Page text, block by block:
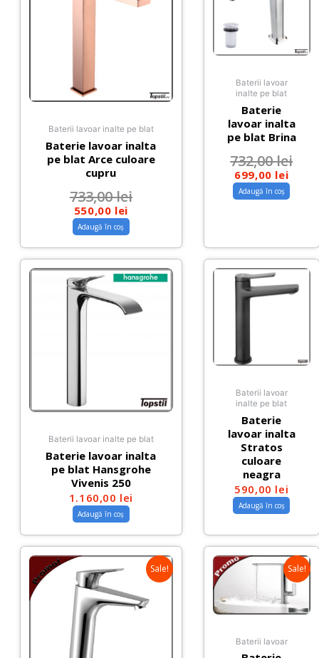
Baterii lavoar inalte pe blat
Baterie lavoar inalta
pe blat Arce culoare
cupru
733,00lei
550,00 lei
Adaugă în coș
Baterii lavoar
inalte pe blat
Baterie
lavoar inalta
pe blat Brina
732,00lei
699,00 lei
Adaugă în coș
Baterii lavoar inalte pe blat
Baterie lavoar inalta
pe blat Hansgrohe
Vivenis 250
1.160,00 lei
Adaugă în coș
Baterii lavoar
inalte pe blat
Baterie
lavoar inalta
Stratos
culoare
neagra
590,00 lei
Adaugă în coș
Sale! Sale!
Baterii lavoar